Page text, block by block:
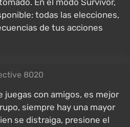
En el modo Survivor,
todas las elecciones,
de tus acciones
8020
juegas con amigos, es mejor
siempre hay una mayor
se distraiga, presione el